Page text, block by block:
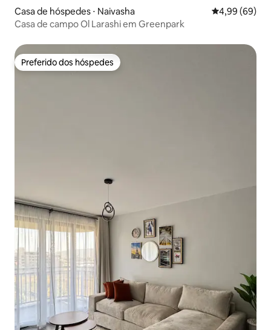
Casa de hóspedes ⋅ Naivasha 4,99 de uma
4,99 (69)
Casa de campo Ol Larashi em Greenpark
Preferido dos hóspedes
Preferido dos hóspedes